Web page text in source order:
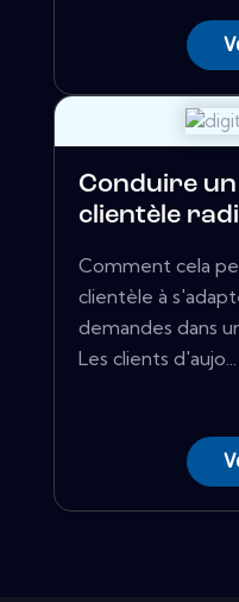
Conduire
clientèle
Comment cela
clientèle à
demandes dans
Les clients d'aujo...